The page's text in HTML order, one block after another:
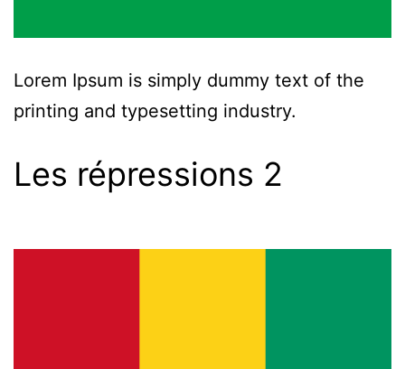
Lorem Ipsum is simply dummy text of the
printing and typesetting industry.
Les répressions 2